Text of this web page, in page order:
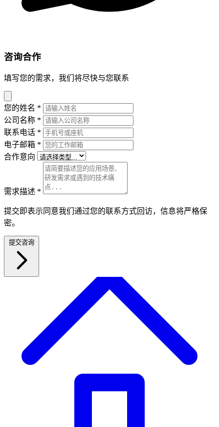
咨询合作
填写您的需求，我们将尽快与您联系
您的姓名 *
公司名称 *
联系电话 *
电子邮箱 *
合作意向
需求描述 *
提交即表示同意我们通过您的联系方式回访，信息将严格保
密。
提交咨询